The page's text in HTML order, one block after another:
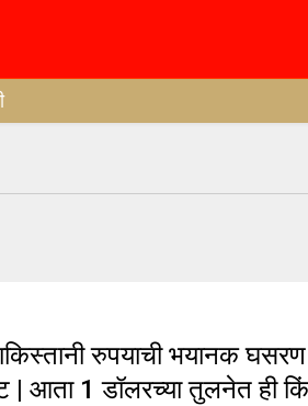
रुपयाची भयानक
| आता 1 डॉलरच्या तुलनेत ही